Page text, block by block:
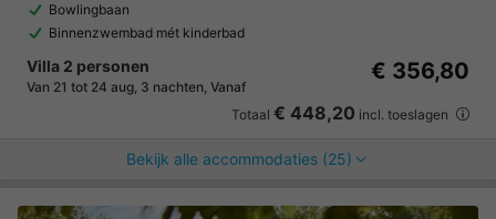
Bowlingbaan
Binnenzwembad mét kinderbad
Villa 2 personen
Van 21 tot 24 aug, 3 nachten, Vanaf
€ 356,80
Totaal € 448,20 incl. toeslagen
Bekijk alle accommodaties (25)